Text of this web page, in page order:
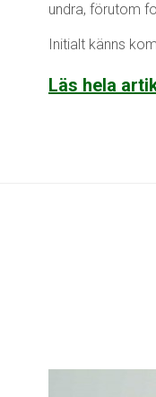
undra, förutom
Initialt känns
Läs hela